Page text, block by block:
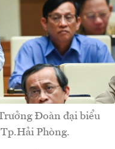
Đoàn đại biểu
Phòng.